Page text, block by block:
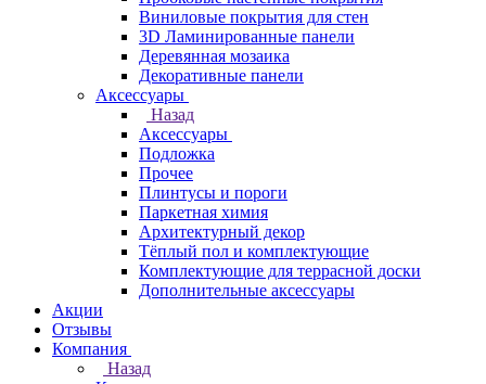
Виниловые покрытия для стен
3D Ламинированные панели
Деревянная мозаика
Декоративные панели
Аксессуары
Назад
Аксессуары
Подложка
Прочее
Плинтусы и пороги
Паркетная химия
Архитектурный декор
Тёплый пол и комплектующие
Комплектующие для террасной доски
Дополнительные аксессуары
Акции
Отзывы
Компания
Назад